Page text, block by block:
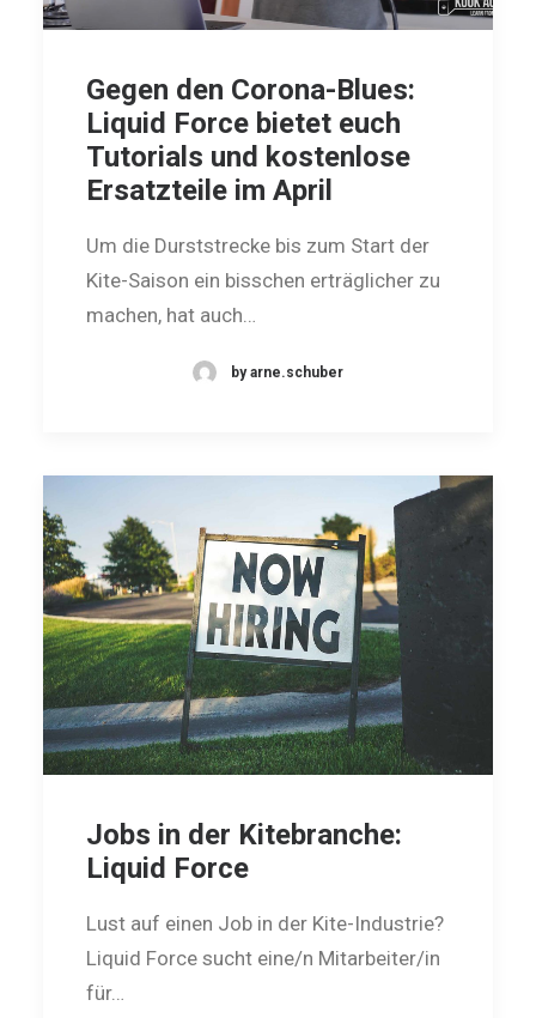
Gegen den Corona-Blues:
Liquid Force bietet euch
Tutorials und kostenlose
Ersatzteile im April
Um die Durststrecke bis zum Start der
Kite-Saison ein bisschen erträglicher zu
machen, hat auch…
by arne.schuber
Jobs in der Kitebranche:
Liquid Force
Lust auf einen Job in der Kite-Industrie?
Liquid Force sucht eine/n Mitarbeiter/in
für…